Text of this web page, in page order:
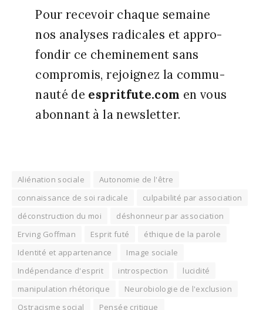
Pour rece­voir chaque semaine
nos ana­lyses radi­cales et appro­
fon­dir ce che­mi­ne­ment sans
com­pro­mis, rejoi­gnez la com­mu­
nau­té de espritfute.com en vous
abon­nant à la news­let­ter.
Aliénation sociale
Autonomie de l'être
connaissance de soi radicale
culpabilité par association
déconstruction du moi
déshonneur par association
Erving Goffman
Esprit futé
éthique de la parole
Identité et appartenance
Image sociale
Indépendance d'esprit
introspection
lucidité
manipulation rhétorique
Neurobiologie de l'exclusion
Ostracisme social
Pensée critique